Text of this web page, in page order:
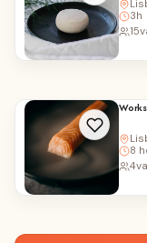
3h
15
8
4